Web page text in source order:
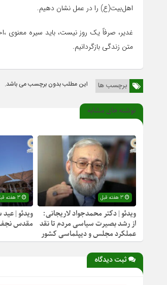
اهل‌بیت(ع) را در عمل نشان دهیم.
غدیر، صرفاً یک روز نیست، باید سیره معنوی
متن زندگی بازگردانیم.
برچسب ها این مطلب بدون برچسب می باشد.
نوشته های مشابه
3 هفته قبل
ویدئو | دکتر محمدجواد لاریجانی:
از رشد بصیرت سیاسی مردم تا نقد
عملکرد مجلس و دیپلماسی کشور
3 هفته قبل
ویدئو |
مقدس
ثبت دیدگاه